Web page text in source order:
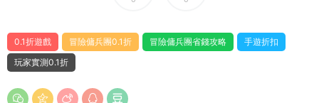
0.1折遊戲 冒險傭兵團0.1折 冒險傭兵團省錢攻略
手遊折扣
玩家實測0.1折